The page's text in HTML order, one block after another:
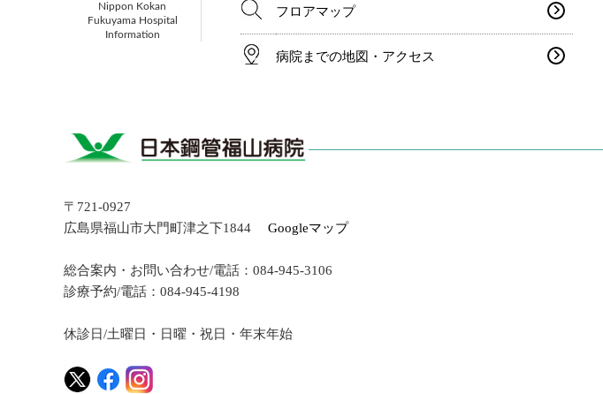
Nippon Kokan
Fukuyama Hospital
Information
フロアマップ
病院までの地図・アクセス
〒721-0927
広島県福山市大門町津之下1844 Googleマップ
総合案内・お問い合わせ/電話：084-945-3106
診療予約/電話：084-945-4198
休診日/土曜日・日曜・祝日・年末年始